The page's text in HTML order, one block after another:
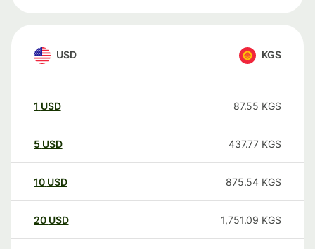
USD KGS
1 USD 87.55 KGS
5 USD 437.77 KGS
10 USD 875.54 KGS
20 USD 1,751.09 KGS